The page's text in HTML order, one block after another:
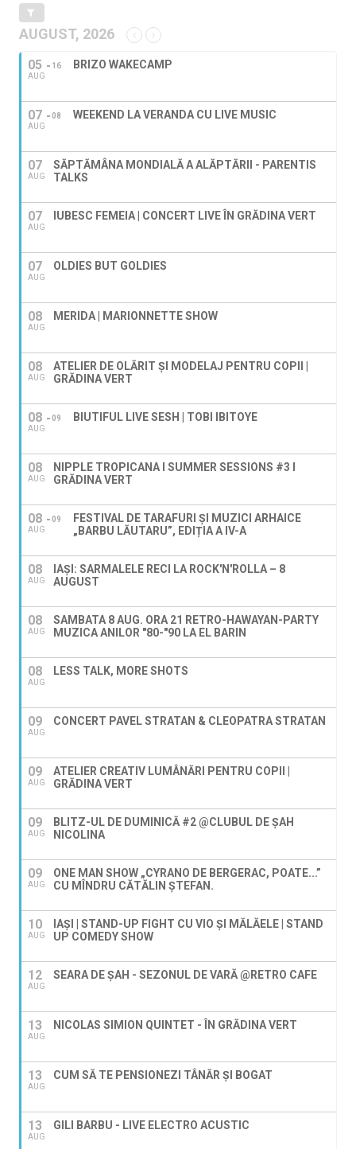
AUGUST, 2026
05
AUG
16 BRIZO WAKECAMP
07
AUG
08 WEEKEND LA VERANDA CU LIVE MUSIC
07
AUG
SĂPTĂMÂNA MONDIALĂ A ALĂPTĂRII - PARENTIS
TALKS
07
AUG
IUBESC FEMEIA | CONCERT LIVE ÎN GRĂDINA VERT
07
AUG
OLDIES BUT GOLDIES
08
AUG
MERIDA | MARIONNETTE SHOW
08
AUG
ATELIER DE OLĂRIT ȘI MODELAJ PENTRU COPII |
GRĂDINA VERT
08
AUG
09 BIUTIFUL LIVE SESH | TOBI IBITOYE
08
AUG
NIPPLE TROPICANA I SUMMER SESSIONS #3 I
GRĂDINA VERT
08
AUG
09
FESTIVAL DE TARAFURI ȘI MUZICI ARHAICE
„BARBU LĂUTARU”, EDIȚIA A IV-A
08
AUG
IAȘI: SARMALELE RECI LA ROCK'N'ROLLA – 8
AUGUST
08
AUG
SAMBATA 8 AUG. ORA 21 RETRO-HAWAYAN-PARTY
MUZICA ANILOR "80-"90 LA EL BARIN
08
AUG
LESS TALK, MORE SHOTS
09
AUG
CONCERT PAVEL STRATAN & CLEOPATRA STRATAN
09
AUG
ATELIER CREATIV LUMÂNĂRI PENTRU COPII |
GRĂDINA VERT
09
AUG
BLITZ-UL DE DUMINICĂ #2 @CLUBUL DE ȘAH
NICOLINA
09
AUG
ONE MAN SHOW „CYRANO DE BERGERAC, POATE...”
CU MÎNDRU CĂTĂLIN ȘTEFAN.
10
AUG
IAȘI | STAND-UP FIGHT CU VIO ȘI MĂLĂELE | STAND
UP COMEDY SHOW
12
AUG
SEARA DE ȘAH - SEZONUL DE VARĂ @RETRO CAFE
13
AUG
NICOLAS SIMION QUINTET - ÎN GRĂDINA VERT
13
AUG
CUM SĂ TE PENSIONEZI TÂNĂR ȘI BOGAT
13
AUG
GILI BARBU - LIVE ELECTRO ACUSTIC